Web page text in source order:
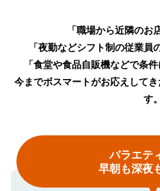
「職場から近隣のお
「夜勤などシフト制の従業員
「食堂や食品自販機などで条
今までボスマートがお応えして
す。
バラエテ
早朝も深夜